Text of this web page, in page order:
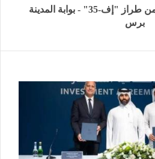
تحطم مقاتلة أميركية من طراز "إف-35" - بوابة المدينة
برس